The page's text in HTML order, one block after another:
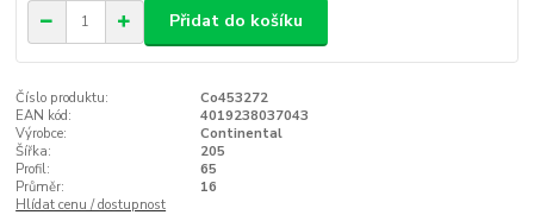
Přidat do košíku
Číslo produktu:
Co453272
EAN kód:
4019238037043
Výrobce:
Continental
Šířka:
205
Profil:
65
Průměr:
16
Hlídat cenu / dostupnost